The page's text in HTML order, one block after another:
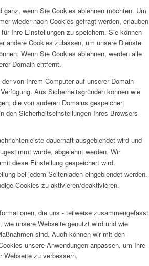
ganz, wenn Sie Cookies ablehnen möchten. Um
wieder nach Cookies gefragt werden, erlauben
Ihre Einstellungen zu speichern. Sie können
andere Cookies zulassen, um unsere Dienste
Wenn Sie Cookies ablehnen, werden alle
Domain entfernt.
von Ihrem Computer auf unserer Domain
Aus Sicherheitsgründen können wie
die von anderen Domains gespeichert
den Sicherheitseinstellungen Ihres Browsers
dauerhaft ausgeblendet wird und
wurde, abgelehnt werden. Wir
diese Einstellung gespeichert wird.
bei jedem Seitenladen eingeblendet werden.
Cookies zu aktivieren/deaktivieren.
die uns - teilweise zusammengefasst
wie unsere Webseite genutzt wird und wie
sind. Auch können wir mit den
unsere Anwendungen anpassen, um Ihre
Webseite zu verbessern.